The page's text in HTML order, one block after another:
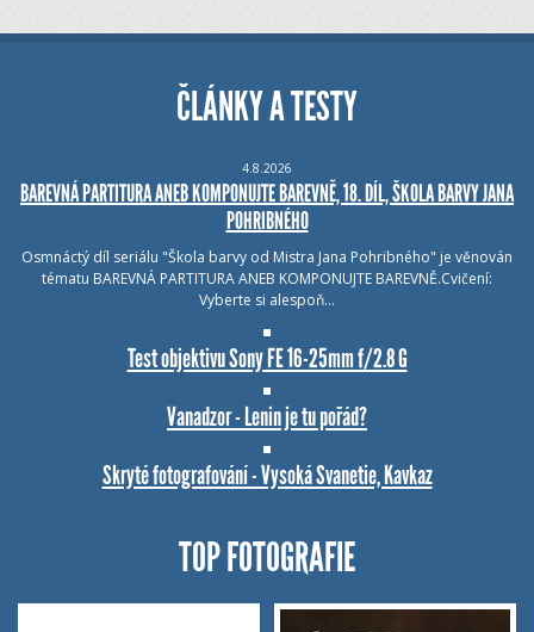
ČLÁNKY A TESTY
4.8.2026
BAREVNÁ PARTITURA ANEB KOMPONUJTE BAREVNĚ, 18. DÍL, ŠKOLA BARVY JANA
POHRIBNÉHO
Osmnáctý díl seriálu "Škola barvy od Mistra Jana Pohribného" je věnován
tématu BAREVNÁ PARTITURA ANEB KOMPONUJTE BAREVNĚ.Cvičení:
Vyberte si alespoň…
Test objektivu Sony FE 16-25mm f/2.8 G
Vanadzor - Lenin je tu pořád?
Skryté fotografování - Vysoká Svanetie, Kavkaz
TOP FOTOGRAFIE